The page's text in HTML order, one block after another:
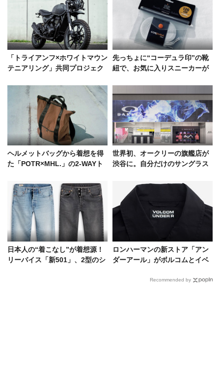
「トライアンフ×ホワイトマウン
テニアリング」共同プロジェク
先っちょに“コーデュラ印”の靴
紐で、お気に入りスニーカーが
ヘルメットバッグから着想を得
た「POTR×MHL.」の2-WAYト
世界初、オークリーの旗艦店が
渋谷に。自分だけのサングラス
日本人の“着こなし”が着想源！
リーバイス「新501」、2型のシ
ロンハーマンの新ストア「アン
ダーアール」がボルコムとイベ
テムも多数登場Recommended by